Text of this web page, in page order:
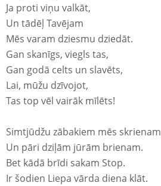
Ja proti viņu valkāt,
Un tādēļ Tavējam
Mēs varam dziesmu dziedāt.
Gan skanīgs, viegls tas,
Gan godā celts un slavēts,
Lai, mūžu dzīvojot,
Tas top vēl vairāk mīlēts!
Simtjūdžu zābakiem mēs skrienam
Un pāri dziļām jūrām brienam.
Bet kādā brīdi sakam Stop.
Ir šodien Liepa vārda diena klāt.